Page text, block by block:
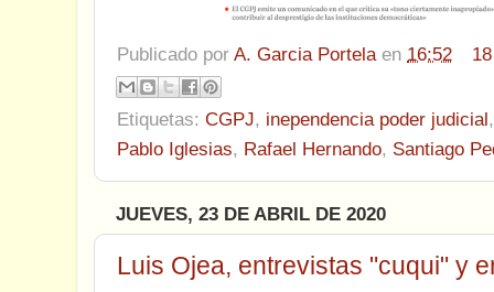
Publicado por A. Garcia Portela en 16:52
Etiquetas: CGPJ, inependencia poder judicial
Pablo Iglesias, Rafael Hernando, Santiago
JUEVES, 23 DE ABRIL DE 2020
Luis Ojea, entrevistas "cuqui" y